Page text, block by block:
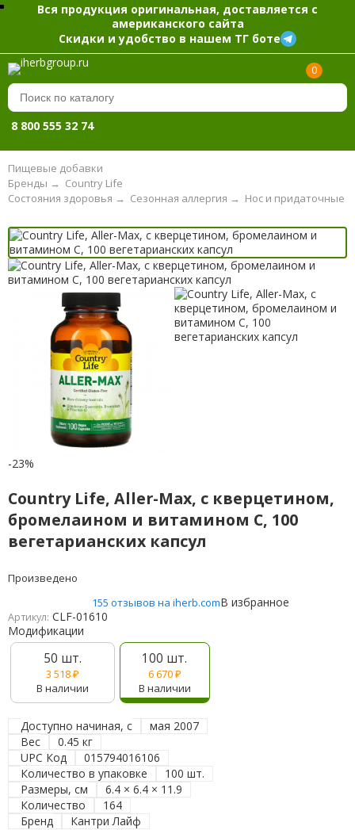
Вся продукция оригинальная, доставляется с
американского сайта
Скидки и удобство в нашем ТГ боте
0
8 800 555 32 74
Пищевые добавки
Country Life
Бренды →
Нос и придаточные
Сезонная аллергия →
Состояния здоровья →
-23%
Country Life, Aller-Max, с кверцетином,
бромелаином и витамином С, 100
вегетарианских капсул
Произведено
155 отзывов на iherb.comВ избранное
Артикул: CLF-01610
Модификации
50 шт.
3 518₽
В наличии
100 шт.
6 670₽
В наличии
Доступно начиная, с
мая 2007
Вес
0.45 кг
UPC Код
015794016106
Количество в упаковке
100 шт.
Размеры, см
6.4 × 6.4 × 11.9
Количество
164
Бренд
Кантри Лайф